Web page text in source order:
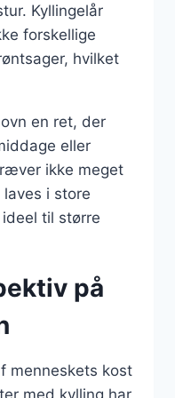
Kyllingelår
forskellige
hvilket
en ret, der
eller
ikke meget
i store
til større
på
menneskets kost
med kylling har